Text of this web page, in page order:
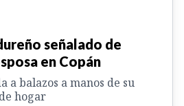
señalado de
en Copán
a balazos a manos de su
hogar